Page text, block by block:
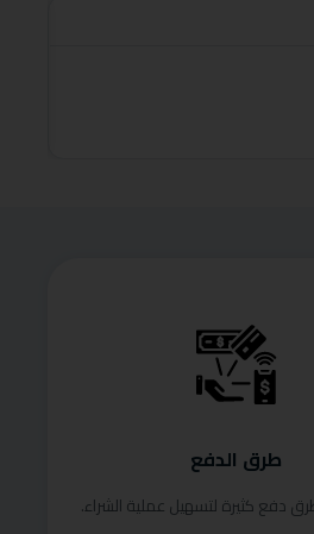
طرق الدفع
دفع كثيرة لتسهيل عملية الشراء.